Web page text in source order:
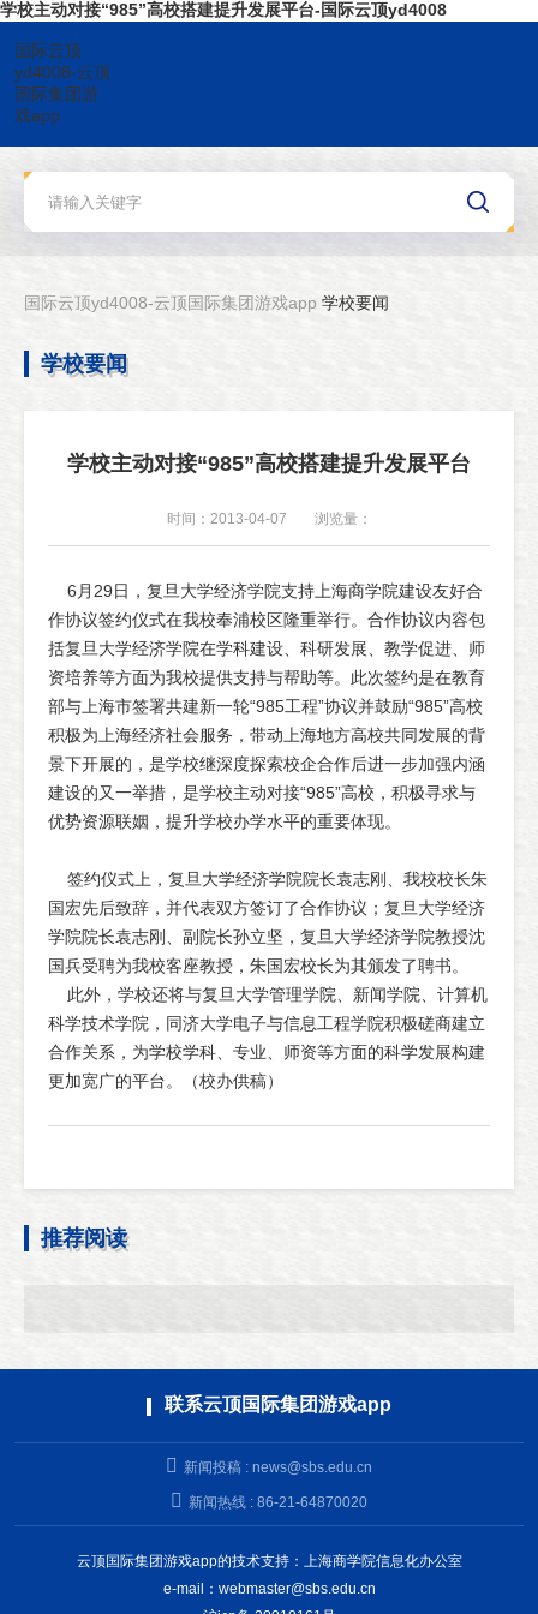
学校主动对接“985”高校搭建提升发展平台-国际云顶yd4008
国际云顶
yd4008-云顶
国际集团游
戏app
国际云顶yd4008-云顶国际集团游戏app 学校要闻
学校要闻
学校主动对接“985”高校搭建提升发展平台
时间：2013-04-07 浏览量：
6月29日，复旦大学经济学院支持上海商学院建设友好合
作协议签约仪式在我校奉浦校区隆重举行。合作协议内容包
括复旦大学经济学院在学科建设、科研发展、教学促进、师
资培养等方面为我校提供支持与帮助等。此次签约是在教育
部与上海市签署共建新一轮“985工程”协议并鼓励“985”高校
积极为上海经济社会服务，带动上海地方高校共同发展的背
景下开展的，是学校继深度探索校企合作后进一步加强内涵
建设的又一举措，是学校主动对接“985”高校，积极寻求与
优势资源联姻，提升学校办学水平的重要体现。
签约仪式上，复旦大学经济学院院长袁志刚、我校校长朱
国宏先后致辞，并代表双方签订了合作协议；复旦大学经济
学院院长袁志刚、副院长孙立坚，复旦大学经济学院教授沈
国兵受聘为我校客座教授，朱国宏校长为其颁发了聘书。
此外，学校还将与复旦大学管理学院、新闻学院、计算机
科学技术学院，同济大学电子与信息工程学院积极磋商建立
合作关系，为学校学科、专业、师资等方面的科学发展构建
更加宽广的平台。（校办供稿）
推荐阅读
联系云顶国际集团游戏app
新闻投稿 : news@sbs.edu.cn
新闻热线 : 86-21-64870020
云顶国际集团游戏app的技术支持：上海商学院信息化办公室
e-mail： webmaster@sbs.edu.cn